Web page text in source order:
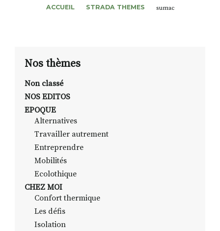
NOS THÈMES
ALTER STRADA
ROSÉE DE MAI
RECHERCHER
ACCUEIL STRADA THEMES sumac
Nos thèmes
Non classé
NOS EDITOS
EPOQUE
Alternatives
Travailler autrement
Entreprendre
Mobilités
Ecolothique
CHEZ MOI
Confort thermique
Les défis
Isolation